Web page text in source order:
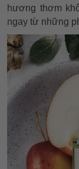
hương thơm
ngay từ những